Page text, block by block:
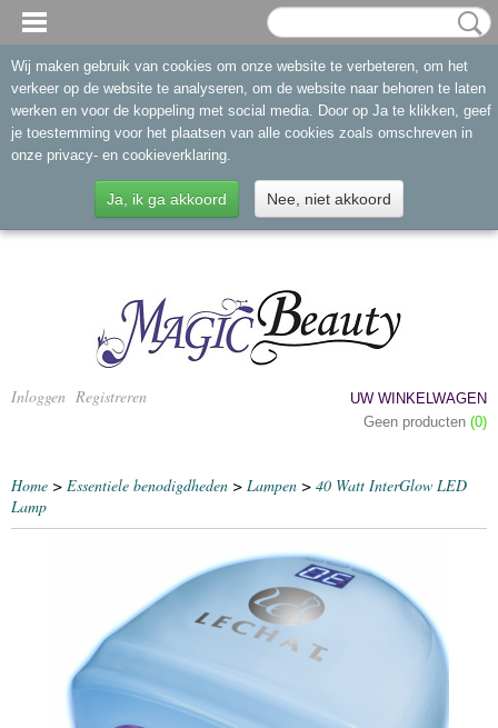
Inloggen Registreren
UW WINKELWAGEN
Geen producten (0)
Home > Essentiele benodigdheden > Lampen > 40 Watt InterGlow LED
Lamp
Wij maken gebruik van cookies om onze website te verbeteren, om het
verkeer op de website te analyseren, om de website naar behoren te laten
werken en voor de koppeling met social media. Door op Ja te klikken, geef
je toestemming voor het plaatsen van alle cookies zoals omschreven in
onze privacy- en cookieverklaring.
Ja, ik ga akkoord Nee, niet akkoord